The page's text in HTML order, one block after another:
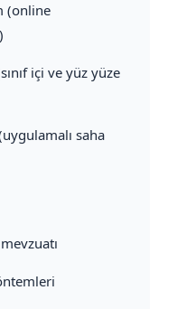
(online
içi ve yüz yüze
saha